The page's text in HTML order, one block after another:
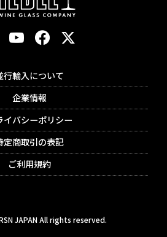
行輸入について
企業情報
イバシーポリシー
定商取引の表記
ご利用規約
JAPAN All rights reserved.